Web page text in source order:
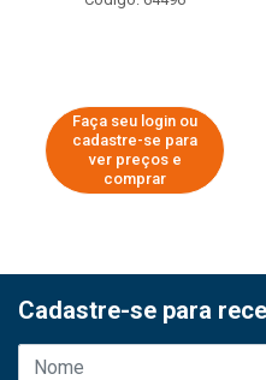
Faça seu login ou
cadastre-se para
ver preços e
comprar
Cadastre-se para